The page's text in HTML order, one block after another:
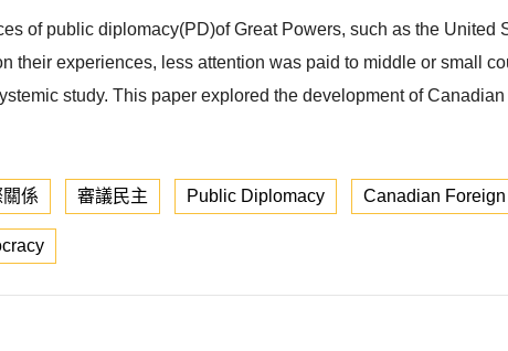
of public diplomacy(PD)of Great Powers, such as the United
their experiences, less attention was paid to middle or small
study. This paper explored the development of
係 審議民主 Public Diplomacy Canadian